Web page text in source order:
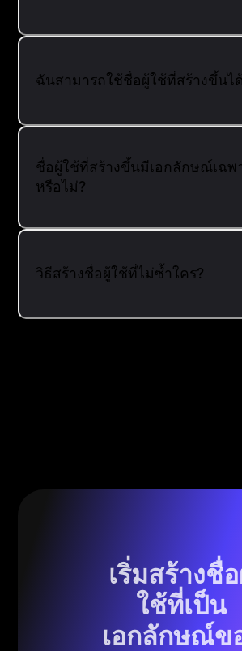
ฉันสามารถใช้ชื่อผู้ใช้ที่สร้างขึ้นไ
ชื่อผู้ใช้ที่สร้างขึ้นมีเอกลักษณ์เฉพ
หรือไม่?
วิธีสร้างชื่อผู้ใช้ที่ไม่ซ้ำใคร?
เริ่มสร้างชื่
ใช้ที่เป็น
เอกลักษณ์ข